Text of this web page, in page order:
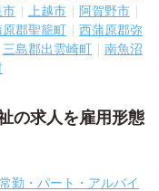
市 上越市
阿賀野市
原郡聖籠町
西蒲原郡弥
三島郡出雲崎町
南魚沼
の求人を雇用形態
勤・パート・アルバイ